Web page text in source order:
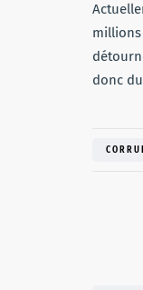
millions
donc